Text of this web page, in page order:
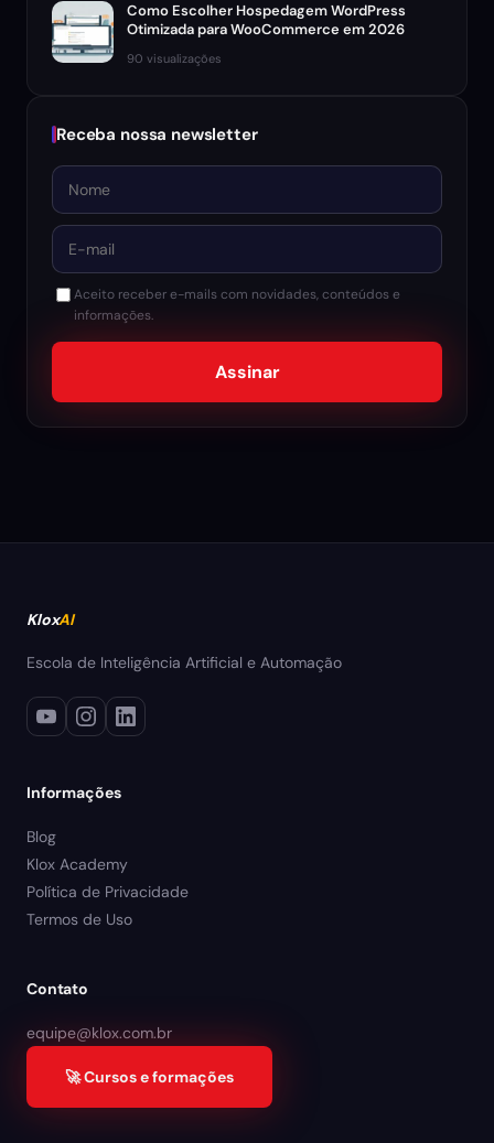
Como Escolher Hospedagem WordPress
Otimizada para WooCommerce em 2026
90 visualizações
Receba nossa newsletter
Nome
E-mail
Aceito receber e-mails com novidades, conteúdos e
informações.
Assinar
KloxAI
Escola de Inteligência Artificial e Automação
Informações
Blog
Klox Academy
Política de Privacidade
Termos de Uso
Contato
equipe@klox.com.br
🚀 Cursos e formações